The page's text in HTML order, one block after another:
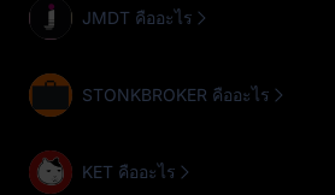
JMDT คืออะไร
STONKBROKER คืออะไร
KET คืออะไร